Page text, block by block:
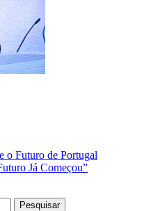
o Futuro de Portugal
Já Começou”
Pesquisar